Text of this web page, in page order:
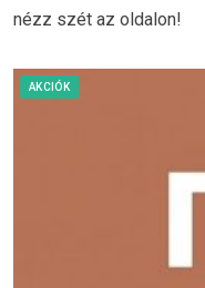
nézz szét az oldalon!
AKCIÓK